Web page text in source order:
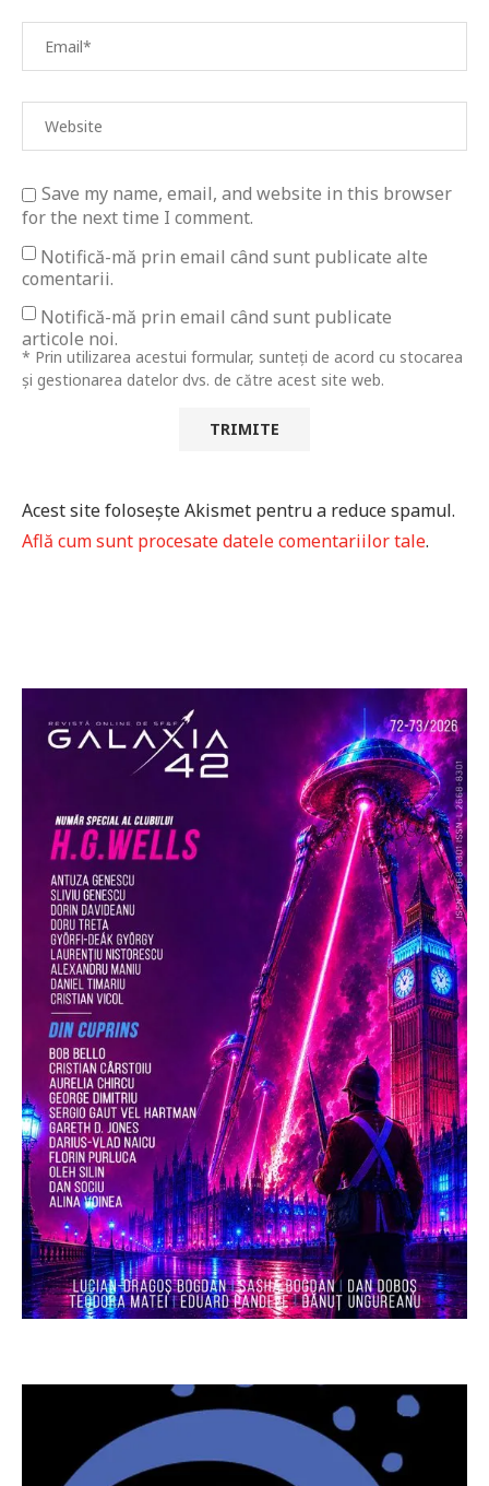
Save my name, email, and website in this browser
for the next time I comment.
Notifică-mă prin email când sunt publicate alte
comentarii.
Notifică-mă prin email când sunt publicate
articole noi.
* Prin utilizarea acestui formular, sunteți de acord cu stocarea
și gestionarea datelor dvs. de către acest site web.
Acest site folosește Akismet pentru a reduce spamul.
Află cum sunt procesate datele comentariilor tale.